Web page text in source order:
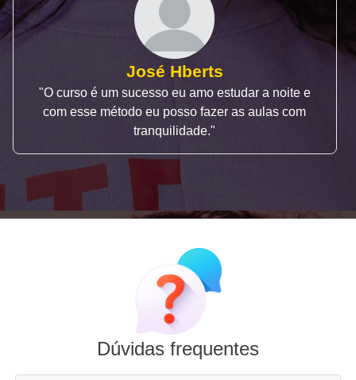
José Hberts
"O curso é um sucesso eu amo estudar a noite e
com esse método eu posso fazer as aulas com
tranquilidade."
Dúvidas frequentes